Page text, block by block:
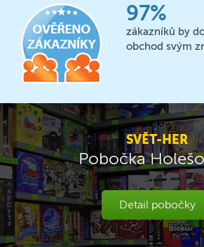
97%
zákazníků by
obchod svým
SVĚT-HER
Pobočka
Detail pobočky